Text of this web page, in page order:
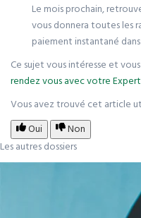
Le mois prochain,
vous donnera toutes les
paiement instantané
Ce sujet vous intéresse et
rendez vous avec votre
Vous avez trouvé cet article
Oui
Non
Les autres dossiers